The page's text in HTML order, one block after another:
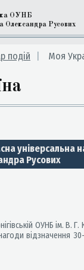
ОУНБ
Олександра Русових
подій Моя
універсальна
Русових
ОУНБ ім. В.
відзначення 30-